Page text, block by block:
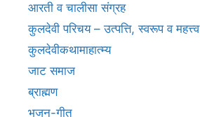
आरती व चालीसा संग्रह
कुलदेवी परिचय – उत्पत्ति, स्वरूप व महत्त्व
कुलदेवीकथामाहात्म्य
जाट समाज
ब्राह्मण
भजन-गीत